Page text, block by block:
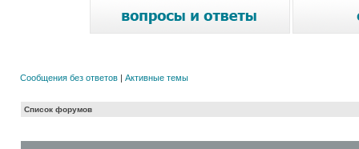
Сообщения без ответов | Активные темы
Список форумов